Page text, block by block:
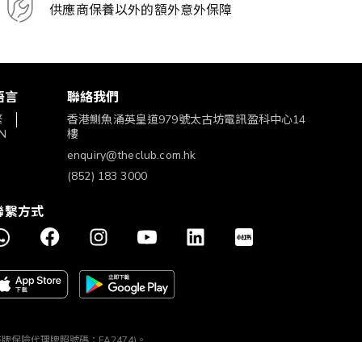
供應商保養以外的額外意外保障
言 聯絡我們
香港鰂魚涌英皇道979號太古坊電訊盈科中心14
樓
enquiry@theclub.com.hk
(852) 183 3000
繫方式